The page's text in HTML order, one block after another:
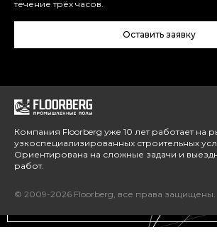
Компания Floorberg уже 10 лет работает на
узкоспециализированных строительных
Ориентирована на сложные задачи и
работ.
© 2009-2026 Floorberg, все права защищены.
течение трёх часов.
Оставить заявку